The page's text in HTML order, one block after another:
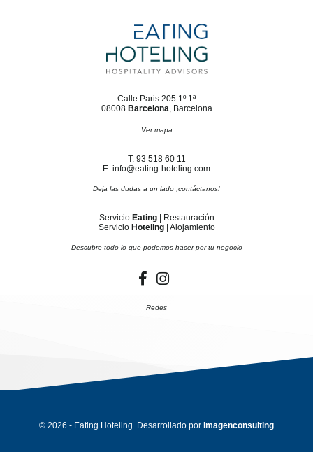
Calle Paris 205 1º 1ª
08008 Barcelona, Barcelona
Ver mapa
T. 93 518 60 11
E. info@eating-hoteling.com
Deja las dudas a un lado ¡contáctanos!
Servicio Eating| Restauración
Servicio Hoteling| Alojamiento
Descubre todo lo que podemos hacer por tu negocio
Redes
© 2026 - Eating Hoteling. Desarrollado por imagenconsulting